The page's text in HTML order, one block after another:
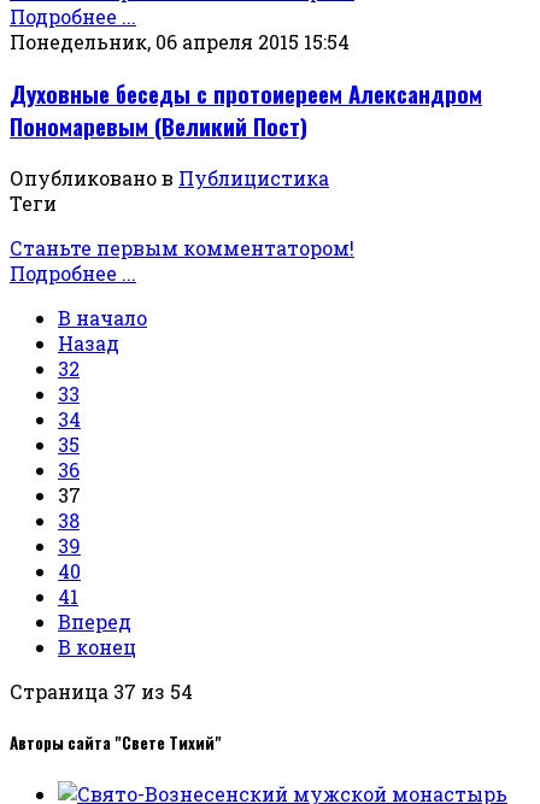
Подробнее ...
Понедельник, 06 апреля 2015 15:54
Духовные беседы с протоиереем Александром
Пономаревым (Великий Пост)
Опубликовано в Публицистика
Теги
Станьте первым комментатором!
Подробнее ...
В начало
Назад
32
33
34
35
36
37
38
39
40
41
Вперед
В конец
Страница 37 из 54
Авторы сайта "Свете Тихий"